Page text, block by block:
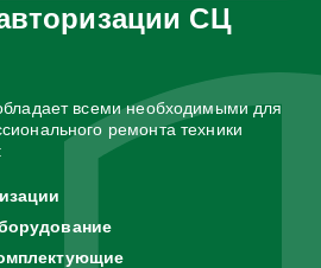
СЦ
всеми необходимыми для
ремонта техники